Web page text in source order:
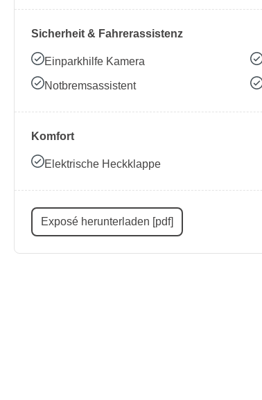
Sicherheit & Fahrerassistenz
Einparkhilfe Kamera
Notbremsassistent
Komfort
Elektrische Heckklappe
Exposé herunterladen [pdf]